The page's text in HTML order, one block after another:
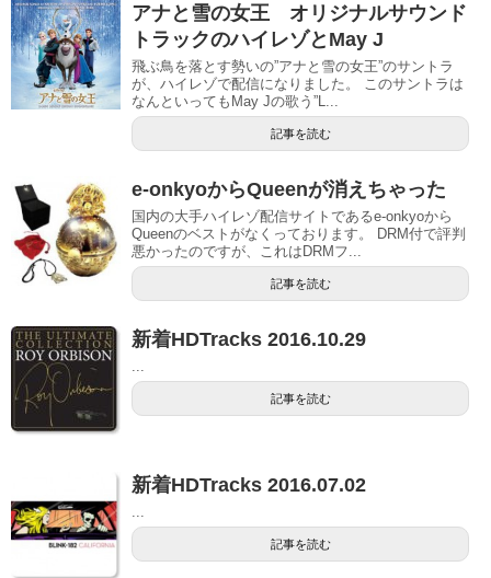
アナと雪の女王 オリジナルサウンド
トラックのハイレゾとMay J
飛ぶ鳥を落とす勢いの”アナと雪の女王”のサントラ
が、ハイレゾで配信になりました。 このサントラは
なんといってもMay Jの歌う”L...
記事を読む
e-onkyoからQueenが消えちゃった
国内の大手ハイレゾ配信サイトであるe-onkyoから
Queenのベストがなくっております。 DRM付で評判
悪かったのですが、これはDRMフ...
記事を読む
新着HDTracks 2016.10.29
記事を読む
新着HDTracks 2016.07.02
記事を読む